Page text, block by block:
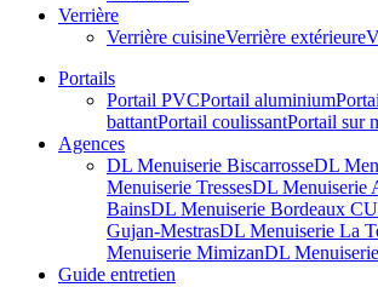
Verrière
Verrière cuisineVerrière extérieure
Portails
Portail PVCPortail aluminium
battantPortail coulissantPortail sur
Agences
DL Menuiserie BiscarrosseDL
Menuiserie TressesDL Menuiserie
BainsDL Menuiserie Bordeaux
Gujan-MestrasDL Menuiserie La
Menuiserie MimizanDL
Guide entretien